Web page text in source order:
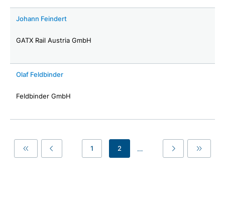
Johann Feindert
GATX Rail Austria GmbH
Olaf Feldbinder
Feldbinder GmbH
First Previous
1 2 …
Last Last